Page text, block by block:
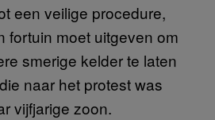
een veilige procedure,
fortuin moet uitgeven om
smerige kelder te laten
naar het protest was
vijfjarige zoon.